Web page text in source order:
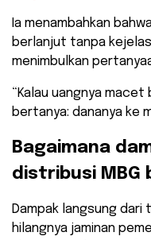
​Ia menambahkan
berlanjut tanpa
menimbulkan
“Kalau uangnya
bertanya: dananya ke
​Bagaimana
distribusi MBG
​Dampak langsung dari
hilangnya jaminan